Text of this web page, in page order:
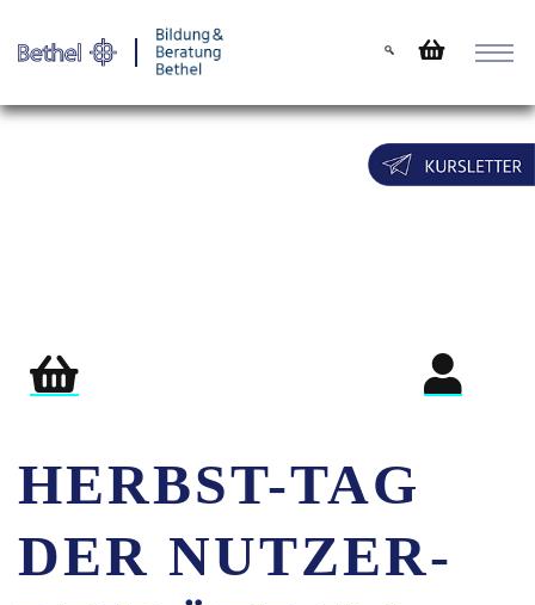
HERBST-TAG
DER NUTZER-